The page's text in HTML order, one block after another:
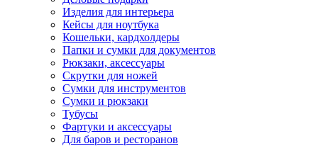
Изделия для интерьера
Кейсы для ноутбука
Кошельки, кардхолдеры
Папки и сумки для документов
Рюкзаки, аксессуары
Скрутки для ножей
Сумки для инструментов
Сумки и рюкзаки
Тубусы
Фартуки и аксессуары
Для баров и ресторанов